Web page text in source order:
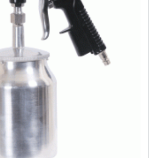
Smilšstrūklas pistole ar tvertni
16.79€